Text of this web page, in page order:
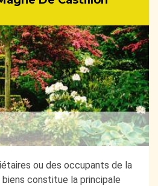
ou des occupants de la
biens constitue la principale